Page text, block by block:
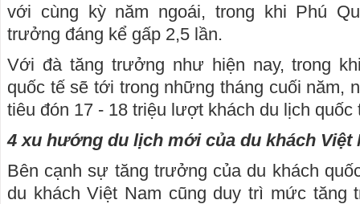
với cùng kỳ năm ngoái, trong khi Phú
trưởng đáng kể gấp 2,5 lần.
Với đà tăng trưởng như hiện nay, trong
quốc tế sẽ tới trong những tháng cuối năm,
tiêu đón 17 - 18 triệu lượt khách du lịch quốc
4 xu hướng du lịch mới của du khách Việt
Bên cạnh sự tăng trưởng của du khách
du khách Việt Nam cũng duy trì mức tăng